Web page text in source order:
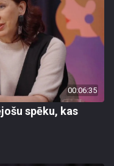
00:06:35
spēku, kas